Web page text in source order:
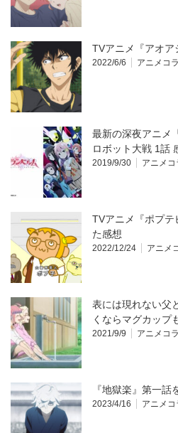
TVアニメ『アオア
2022/6/6 アニメコ
最新の深夜アニメ
ロボット大戦 1話
2019/9/30 アニメコ
TVアニメ『ポプ
た感想
2022/12/24 アニメ
表には現れない父
くならマグカップ
2021/9/9 アニメコ
『地獄楽』第一話
2023/4/16 アニメコ